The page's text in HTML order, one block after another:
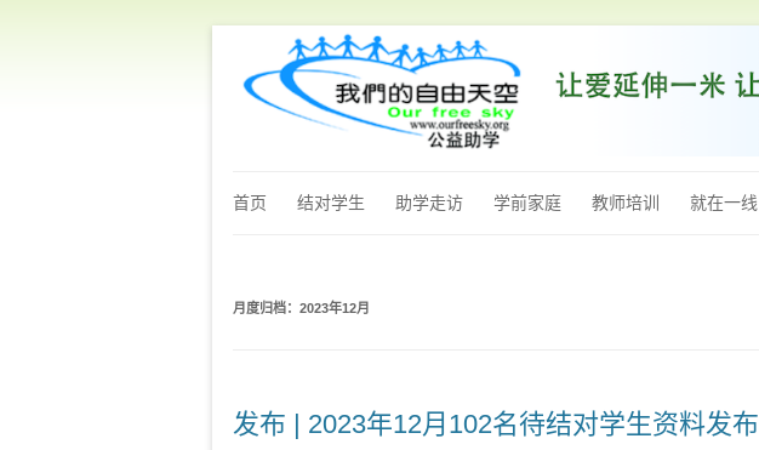
首页 结对学生 助学走访 学前家庭 教师培训 就在一线
月度归档： 2023年12月
发布 | 2023年12月102名待结对学生资料发布